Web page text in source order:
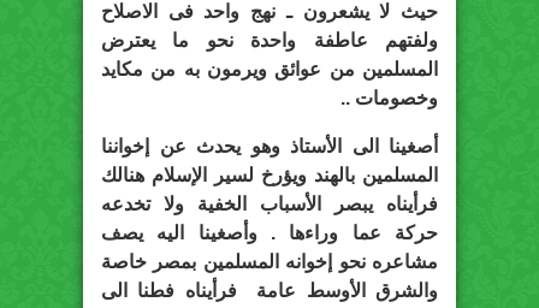
حيث لا يشعرون ـ نهج واحد فى الاصلاح
ولفتهم عاطفة واحدة نحو ما يعترض
المسلمين من عوائق ويرمون به من مكايد
وخصومات ..
أصغينا الى الأستاذ وهو يحدث عن إخواننا
المسلمين بالهند ويؤرخ لسير الإسلام هنالك
فرأيناه يبصر الأسباب الخفية ولا تخدعه
حركة عما وراءها . وأصغينا اليه يصف
مشاعره نحو إخوانه المسلمين بمصر خاصة
والشرق الأوسط عامة فرأيناه فطنا الى